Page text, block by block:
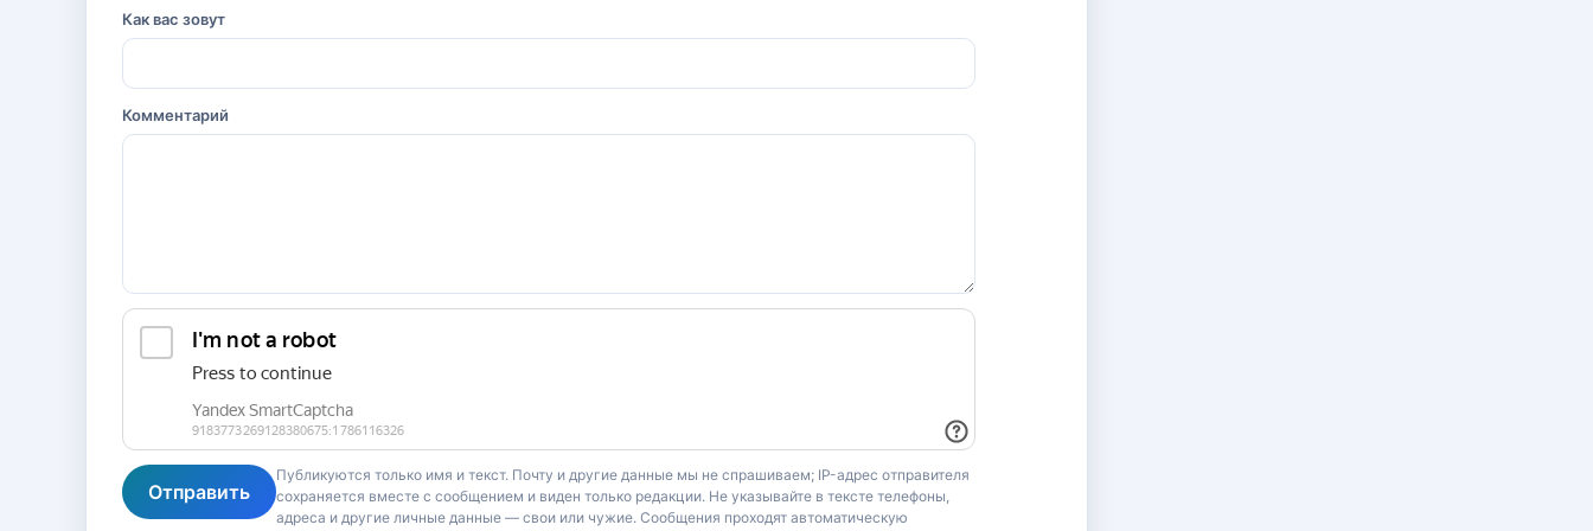
Как вас зовут
Комментарий
Отправить
Публикуются только имя и текст. Почту и другие данные мы не спрашиваем; IP-адрес отправителя
сохраняется вместе с сообщением и виден только редакции. Не указывайте в тексте телефоны,
адреса и другие личные данные — свои или чужие. Сообщения проходят автоматическую